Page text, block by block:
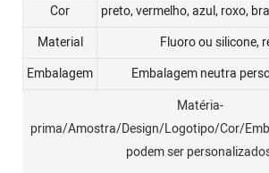
Cor
preto, vermelho, azul, roxo,
Material
Fluoro ou silicone,
Embalagem
Embalagem neutra
Matéria-
prima/Amostra/Design/Logotipo/Cor/
podem ser